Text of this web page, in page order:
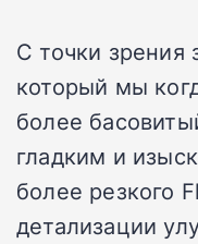
С точки зрения
который мы
более
гладким и
более резкого
детализации